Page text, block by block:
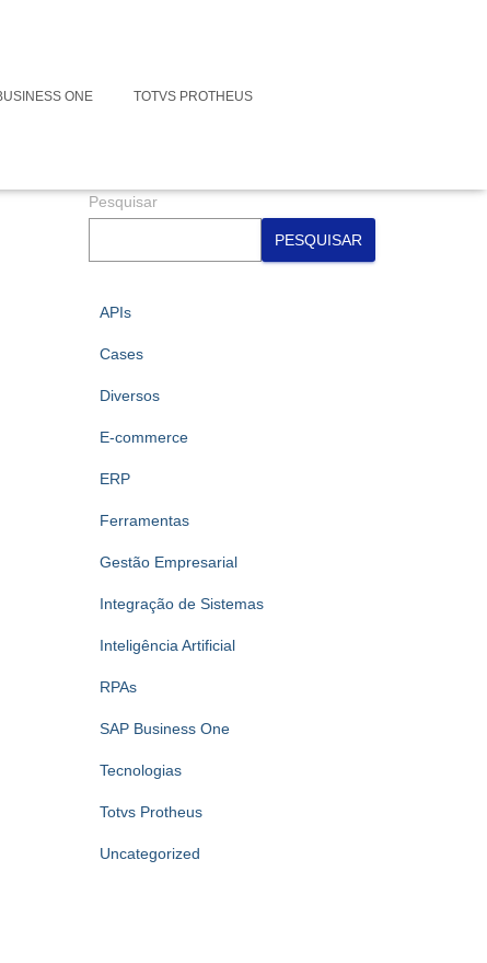
ONE TOTVS PROTHEUS
Pesquisar
PESQUISAR
APIs
Cases
Diversos
E-commerce
ERP
Ferramentas
Gestão Empresarial
Integração de Sistemas
Inteligência Artificial
RPAs
SAP Business One
Tecnologias
Totvs Protheus
Uncategorized